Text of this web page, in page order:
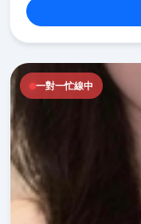
一對一忙線中